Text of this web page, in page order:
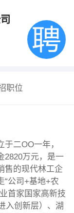
职位
二OO一年，
2820万元，是一
售的现代林工企
“公司+基地+农
首家国家高新技
入创新层）、湖